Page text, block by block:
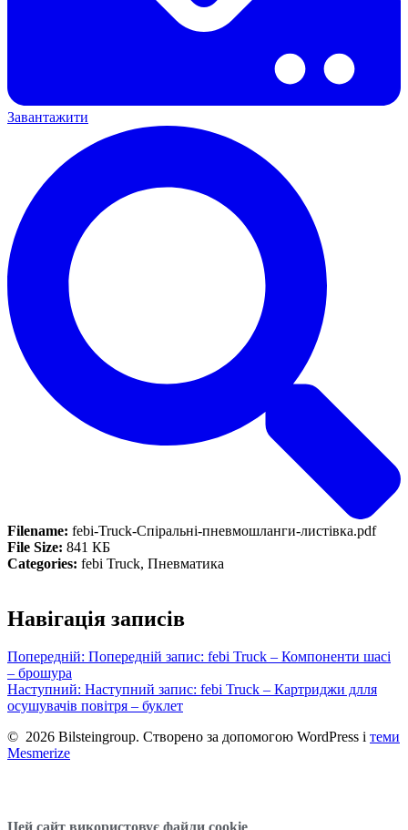
Завантажити
Filename: febi-Truck-Спіральні-пневмошланги-листівка.pdf
File Size: 841 КБ
Categories: febi Truck, Пневматика
Навігація записів
Попередній: Попередній запис: febi Truck – Компоненти шасі
– брошура
Наступний: Наступний запис: febi Truck – Картриджи длля
осушувачів повітря – буклет
© 2026 Bilsteingroup. Створено за допомогою WordPress і теми
Mesmerize
Цей сайт використовує файли cookie